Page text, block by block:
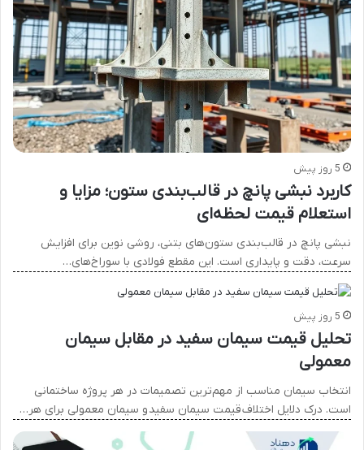
5 روز پیش
کاربرد نبشی پانچ در قالب‌بندی ستون؛ مزایا و
استعلام قیمت لحظه‌ای
نبشی پانچ در قالب‌بندی ستون‌های بتنی، روشی نوین برای افزایش
سرعت، دقت و پایداری است. این مقطع فولادی با سوراخ‌های…
5 روز پیش
تحلیل قیمت سیمان سفید در مقابل سیمان
معمولی
انتخاب سیمان مناسب از مهم‌ترین تصمیمات در هر پروژه ساختمانی
است. درک دلایل اختلاف قیمت سیمان سفید و سیمان معمولی برای هر…